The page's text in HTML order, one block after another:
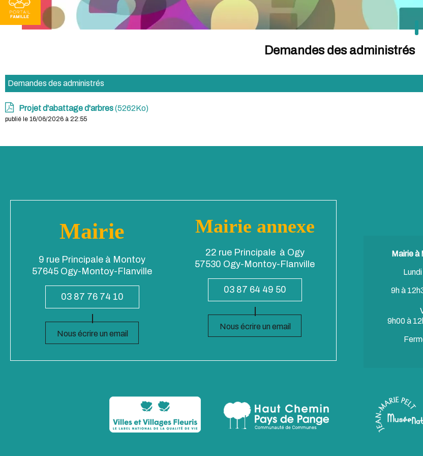
Demandes des administrés
Demandes des administrés
Projet d'abattage d'arbres(5262Ko)
publié le 16/06/2026 à 22:55
Mairie
9 rue Principale à Montoy
57645 Ogy-Montoy-Flanville
03 87 76 74 10
Nous écrire un email
Mairie annexe
22 rue Principale à Ogy
57530 Ogy-Montoy-Flanville
03 87 64 49 50
Nous écrire un email
Mairie à
9h à
9h00 à